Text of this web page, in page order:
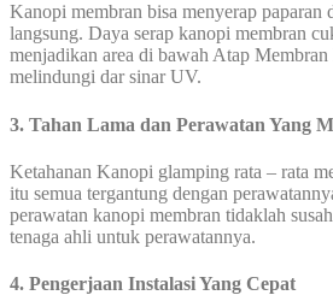
Kanopi membran bisa menyerap paparan
langsung. Daya serap kanopi membran
menjadikan area di bawah Atap
melindungi dar sinar UV.
3. Tahan Lama dan Perawatan Yang
Ketahanan Kanopi glamping rata – rata
itu semua tergantung dengan
perawatan kanopi membran tidaklah
tenaga ahli untuk perawatannya.
4. Pengerjaan Instalasi Yang Cepat